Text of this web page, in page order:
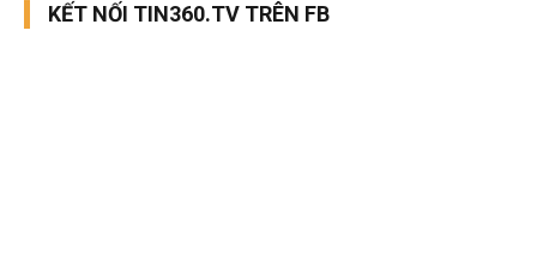
KẾT NỐI TIN360.TV TRÊN FB